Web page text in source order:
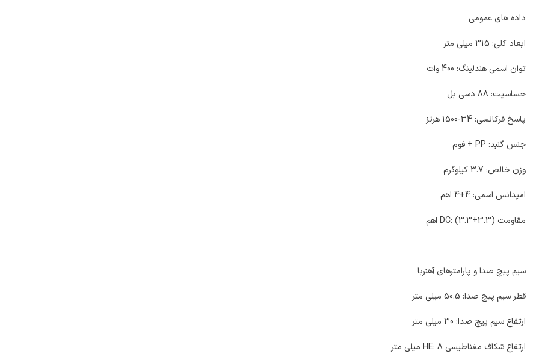
داده های عمومی
ابعاد کلی: 315 میلی متر
توان اسمی هندلینگ: 400 وات
حساسیت: 88 دسی بل
پاسخ فرکانسی: 34-1500 هرتز
جنس گنبد: PP + فوم
وزن خالص: 3.7 کیلوگرم
امپدانس اسمی: 4+4 اهم
مقاومت DC: (3.3+3.3) اهم
سیم پیچ صدا و پارامترهای آهنربا
قطر سیم پیچ صدا: 50.5 میلی متر
ارتفاع سیم پیچ صدا: 30 میلی متر
ارتفاع شکاف مغناطیسی HE: 8 میلی متر